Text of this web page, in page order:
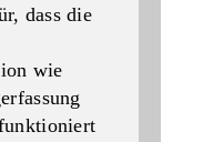
dass die
wie